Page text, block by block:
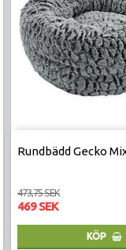
Rundbädd Gecko
473,75 SEK
469 SEK
KÖP